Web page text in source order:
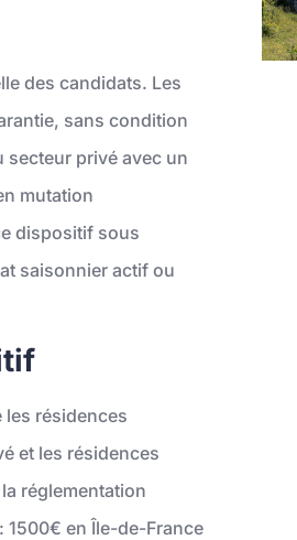
des candidats. Les
sans condition
secteur privé avec un
mutation
dispositif sous
saisonnier actif ou
les résidences
et les résidences
réglementation
en Île-de-France